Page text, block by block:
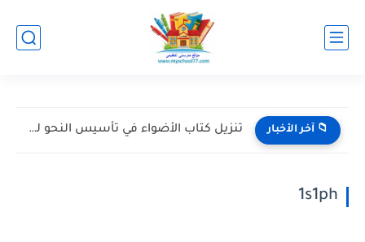
📁 آخر الأخبار تحميل كتاب المعاصر إنجليزي تالتة ثانوي ترم أول 2027...
1s1ph